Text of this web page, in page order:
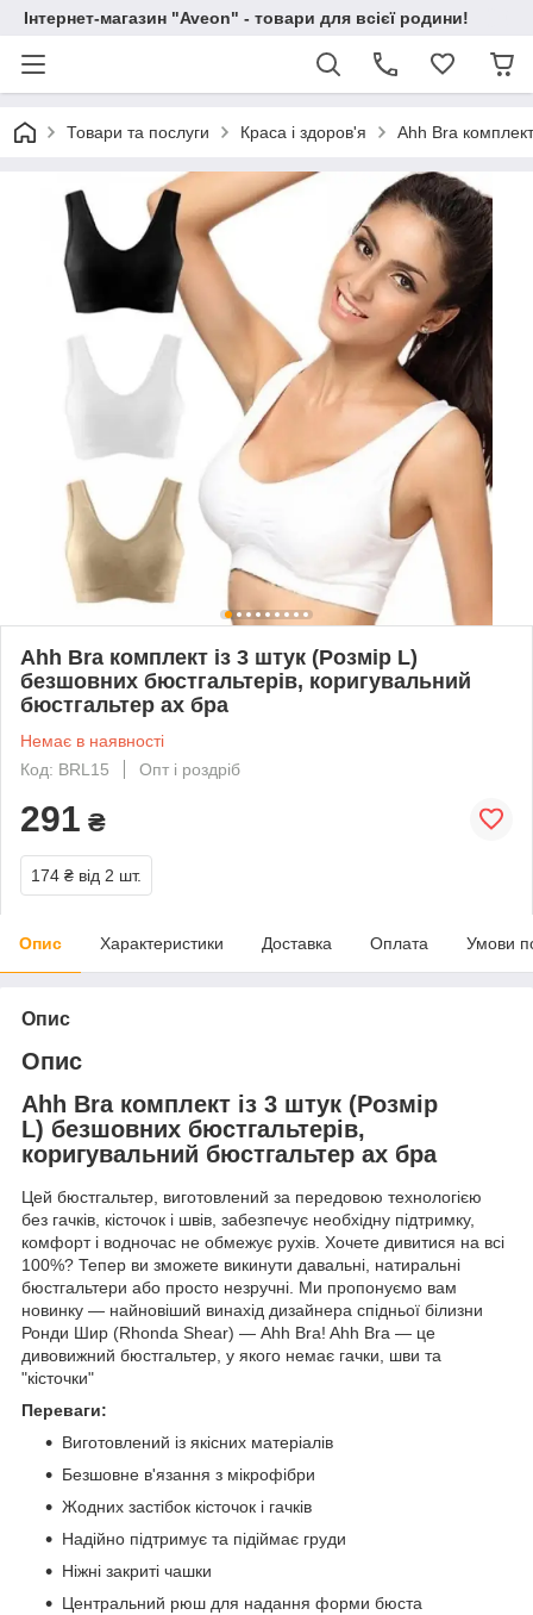
Інтернет-магазин "Aveon" - товари для всієї родини!
Товари та послуги Краса і здоров'я Ahh Bra
Ahh Bra комплект із 3 штук (Розмір L)
безшовних бюстгальтерів, коригувальний
бюстгальтер ах бра
Немає в наявності
Код: BRL15
Опт і роздріб
291 ₴
174 ₴ від 2 шт.
Опис Характеристики Доставка Оплата Умови
Опис
Опис
Ahh Bra комплект із 3 штук (Розмір
L) безшовних бюстгальтерів,
коригувальний бюстгальтер ах бра
Цей бюстгальтер, виготовлений за передовою технологією
без гачків, кісточок і швів, забезпечує необхідну підтримку,
комфорт і водночас не обмежує рухів. Хочете дивитися на всі
100%? Тепер ви зможете викинути давальні, натиральні
бюстгальтери або просто незручні. Ми пропонуємо вам
новинку — найновіший винахід дизайнера спідньої білизни
Ронди Шир (Rhonda Shear) — Ahh Bra! Ahh Bra — це
дивовижний бюстгальтер, у якого немає гачки, шви та
"кісточки"
Переваги:
Виготовлений із якісних матеріалів
Безшовне в'язання з мікрофібри
Жодних застібок кісточок і гачків
Надійно підтримує та підіймає груди
Ніжні закриті чашки
Центральний рюш для надання форми бюста